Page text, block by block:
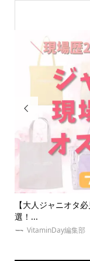

【大人ジャニオタ
選！...
VitaminDay編集部